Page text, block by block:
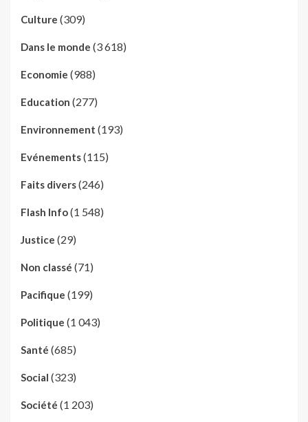
Culture (309)
Dans le monde (3 618)
Economie (988)
Education (277)
Environnement (193)
Evénements(115)
Faits divers(246)
Flash Info(1 548)
Justice (29)
Non classé (71)
Pacifique (199)
Politique (1 043)
Santé (685)
Social (323)
Société (1 203)